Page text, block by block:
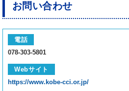
お問い合わせ
電話
078-303-5801
Webサイト
https://www.kobe-cci.or.jp/